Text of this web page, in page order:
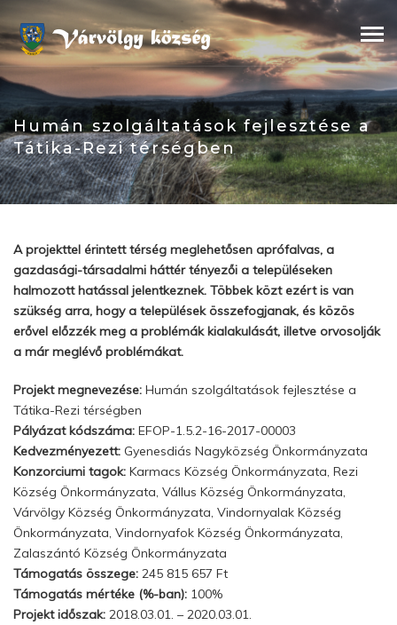
to
content
Humán szolgáltatások fejlesztése a
Tátika-Rezi térségben
A projekttel érintett térség meglehetősen aprófalvas, a
gazdasági-társadalmi háttér tényezői a településeken
halmozott hatással jelentkeznek. Többek közt ezért is van
szükség arra, hogy a települések összefogjanak, és közös
erővel előzzék meg a problémák kialakulását, illetve orvosolják
a már meglévő problémákat.
Projekt megnevezése: Humán szolgáltatások fejlesztése a
Tátika-Rezi térségben
Pályázat kódszáma: EFOP-1.5.2-16-2017-00003
Kedvezményezett: Gyenesdiás Nagyközség Önkormányzata
Konzorciumi tagok: Karmacs Község Önkormányzata, Rezi
Község Önkormányzata, Vállus Község Önkormányzata,
Várvölgy Község Önkormányzata, Vindornyalak Község
Önkormányzata, Vindornyafok Község Önkormányzata,
Zalaszántó Község Önkormányzata
Támogatás összege: 245 815 657 Ft
Támogatás mértéke (%-ban): 100%
Projekt időszak: 2018.03.01. – 2020.03.01.